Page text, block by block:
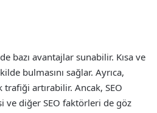
bazı avantajlar sunabilir. Kısa ve
bulmasını sağlar. Ayrıca,
trafiği artırabilir. Ancak, SEO
ve diğer SEO faktörleri de göz